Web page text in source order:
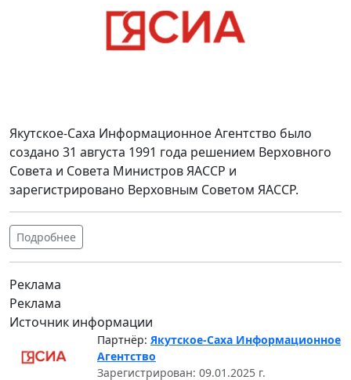
Якутское-Саха Информационное Агентство было
создано 31 августа 1991 года решением Верховного
Совета и Совета Министров ЯАССР и
зарегистрировано Верховным Советом ЯАССР.
Подробнее
Реклама
Реклама
Источник информации
Партнёр: Якутское-Саха Информационное
Агентство
Зарегистрирован: 09.01.2025 г.